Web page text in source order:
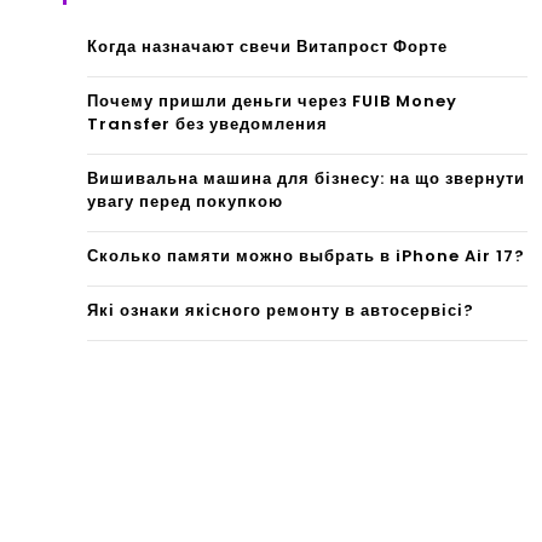
Когда назначают свечи Витапрост Форте
Почему пришли деньги через FUIB Money
Transfer без уведомления
Вишивальна машина для бізнесу: на що звернути
увагу перед покупкою
Сколько памяти можно выбрать в iPhone Air 17?
Які ознаки якісного ремонту в автосервісі?